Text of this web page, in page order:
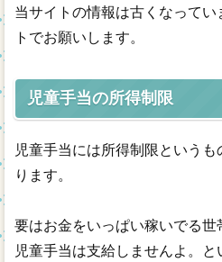
通信教材
当サイトの情報は古くなってい
トでお願いします。
児童手当の所得制限
児童手当には所得制限というも
ります。
要はお金をいっぱい稼いでる世
児童手当は支給しませんよ。と